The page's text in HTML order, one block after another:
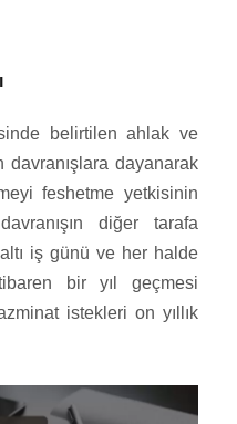
belirtilen ahlak ve
davranışlara dayanarak
feshetme yetkisinin
diğer tarafa
iş günü ve her halde
bir yıl geçmesi
istekleri on yıllık